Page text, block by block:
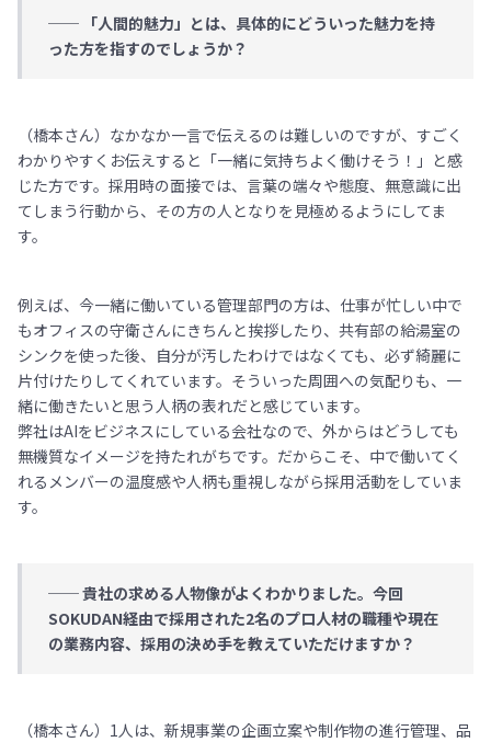
── 「人間的魅力」とは、具体的にどういった魅力を持
った方を指すのでしょうか？
（橋本さん）なかなか一言で伝えるのは難しいのですが、すごく
わかりやすくお伝えすると「一緒に気持ちよく働けそう！」と感
じた方です。採用時の面接では、言葉の端々や態度、無意識に出
てしまう行動から、その方の人となりを見極めるようにしてま
す。
例えば、今一緒に働いている管理部門の方は、仕事が忙しい中で
もオフィスの守衛さんにきちんと挨拶したり、共有部の給湯室の
シンクを使った後、自分が汚したわけではなくても、必ず綺麗に
片付けたりしてくれています。そういった周囲への気配りも、一
緒に働きたいと思う人柄の表れだと感じています。
弊社はAIをビジネスにしている会社なので、外からはどうしても
無機質なイメージを持たれがちです。だからこそ、中で働いてく
れるメンバーの温度感や人柄も重視しながら採用活動をしていま
す。
── 貴社の求める人物像がよくわかりました。今回
SOKUDAN経由で採用された2名のプロ人材の職種や現在
の業務内容、採用の決め手を教えていただけますか？
（橋本さん）1人は、新規事業の企画立案や制作物の進行管理、品